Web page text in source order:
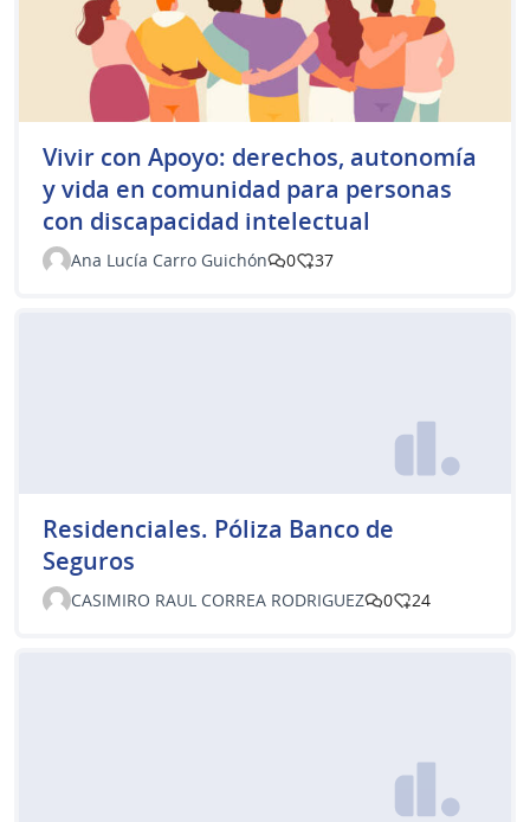
Vivir con Apoyo: derechos, autonomía
y vida en comunidad para personas
con discapacidad intelectual
Ana Lucía Carro Guichón 0 37
Residenciales. Póliza Banco de
Seguros
CASIMIRO RAUL CORREA RODRIGUEZ 0 24